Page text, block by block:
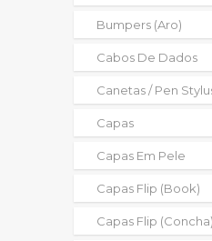
Bumpers (aro)
Cabos De Dados
Canetas / Pen
Capas
Capas Em Pele
Capas Flip (book)
Capas Flip (concha)